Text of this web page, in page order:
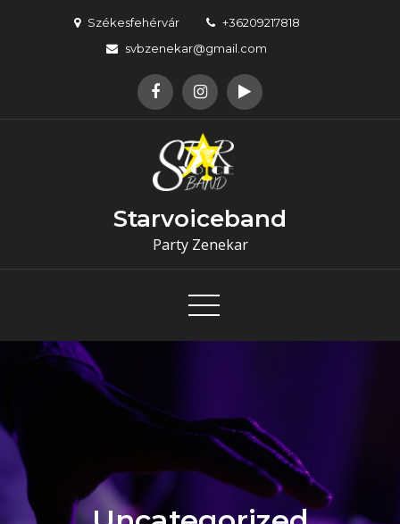
Székesfehérvár
+36209217818
svbzenekar@gmail.com
Starvoiceband
Party Zenekar